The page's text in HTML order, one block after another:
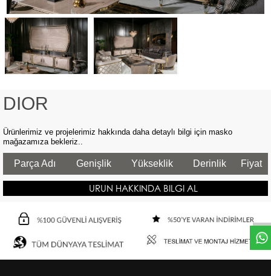
DIOR
Ürünlerimiz ve projelerimiz hakkında daha detaylı bilgi için masko
mağazamıza bekleriz..
Parça Adı Genişlik Yükseklik Derinlik Fiyat
URUN HAKKINDA BILGI AL